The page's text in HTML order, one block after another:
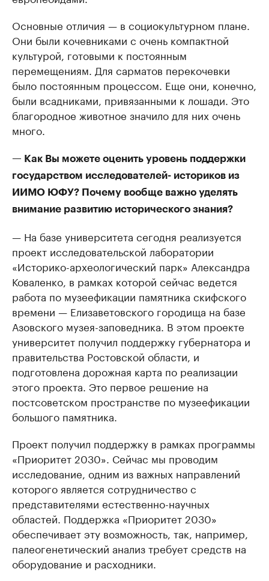
Основные отличия — в социокультурном плане.
Они были кочевниками с очень компактной
культурой, готовыми к постоянным
перемещениям. Для сарматов перекочевки
было постоянным процессом. Еще они, конечно,
были всадниками, привязанными к лошади. Это
благородное животное значило для них очень
много.
— Как Вы можете оценить уровень поддержки
государством исследователей- историков из
ИИМО ЮФУ? Почему вообще важно уделять
внимание развитию исторического знания?
— На базе университета сегодня реализуется
проект исследовательской лаборатории
«Историко-археологический парк» Александра
Коваленко, в рамках которой сейчас ведется
работа по музеефикации памятника скифского
времени — Елизаветовского городища на базе
Азовского музея-заповедника. В этом проекте
университет получил поддержку губернатора и
правительства Ростовской области, и
подготовлена дорожная карта по реализации
этого проекта. Это первое решение на
постсоветском пространстве по музеефикации
большого памятника.
Проект получил поддержку в рамках программы
«Приоритет 2030». Сейчас мы проводим
исследование, одним из важных направлений
которого является сотрудничество с
представителями естественно-научных
областей. Поддержка «Приоритет 2030»
обеспечивает эту возможность, так, например,
палеогенетический анализ требует средств на
оборудование и расходники.